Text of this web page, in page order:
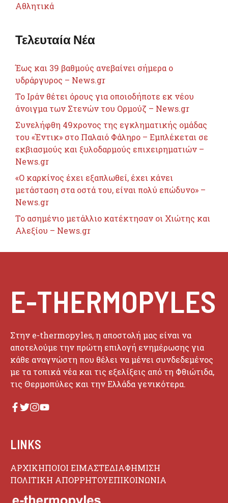
Αθλητικά
Τελευταία Νέα
Έως και 39 βαθμούς ανεβαίνει σήμερα ο
υδράργυρος – News.gr
Το Ιράν θέτει όρους για οποιοδήποτε εκ νέου
άνοιγμα των Στενών του Ορμούζ – News.gr
Συνελήφθη 49χρονος της εγκληματικής ομάδας
του «Έντικ» στο Παλαιό Φάληρο – Εμπλέκεται σε
εκβιασμούς και ξυλοδαρμούς επιχειρηματιών –
News.gr
«Ο καρκίνος έχει εξαπλωθεί, έχει κάνει
μετάσταση στα οστά του, είναι πολύ επώδυνο» –
News.gr
Το ασημένιο μετάλλιο κατέκτησαν οι Χιώτης και
Αλεξίου – News.gr
E-THERMOPYLES
Στην e-thermopyles, η αποστολή μας είναι να
αποτελούμε την πρώτη επιλογή ενημέρωσης για
κάθε αναγνώστη που θέλει να μένει συνδεδεμένος
με τα τοπικά νέα και τις εξελίξεις από τη Φθιώτιδα,
τις Θερμοπύλες και την Ελλάδα γενικότερα.
LINKS
ΑΡΧΙΚΗΠΟΙΟΙ ΕΙΜΑΣΤΕΔΙΑΦΗΜΙΣΗ
ΠΟΛΙΤΙΚΗ ΑΠΟΡΡΗΤΟΥΕΠΙΚΟΙΝΩΝΙΑ